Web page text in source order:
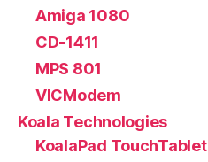
Amiga 1080
CD-1411
MPS 801
VICModem
Koala Technologies
KoalaPad TouchTablet